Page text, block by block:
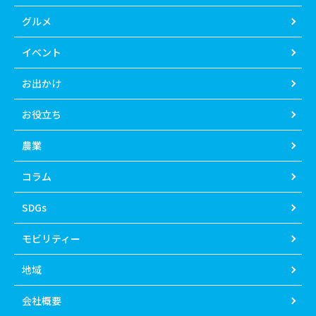
グルメ
イベント
お出かけ
お役立ち
農業
コラム
SDGs
モビリティー
地域
会社概要